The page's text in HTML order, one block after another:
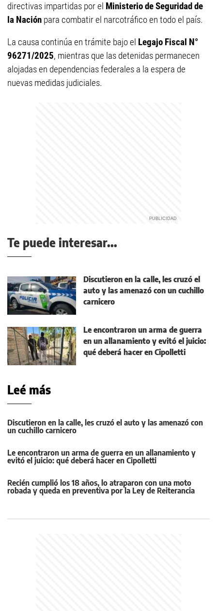
directivas impartidas por el Ministerio de Seguridad de
la Nación para combatir el narcotráfico en todo el país.
La causa continúa en trámite bajo el Legajo Fiscal N°
96271/2025, mientras que las detenidas permanecen
alojadas en dependencias federales a la espera de
nuevas medidas judiciales.
Te puede interesar...
Discutieron en la calle, les cruzó el
auto y las amenazó con un cuchillo
carnicero
Le encontraron un arma de guerra
en un allanamiento y evitó el juicio:
qué deberá hacer en Cipolletti
Leé más
Discutieron en la calle, les cruzó el auto y las amenazó con
un cuchillo carnicero
Le encontraron un arma de guerra en un allanamiento y
evitó el juicio: qué deberá hacer en Cipolletti
Recién cumplió los 18 años, lo atraparon con una moto
robada y queda en preventiva por la Ley de Reiterancia